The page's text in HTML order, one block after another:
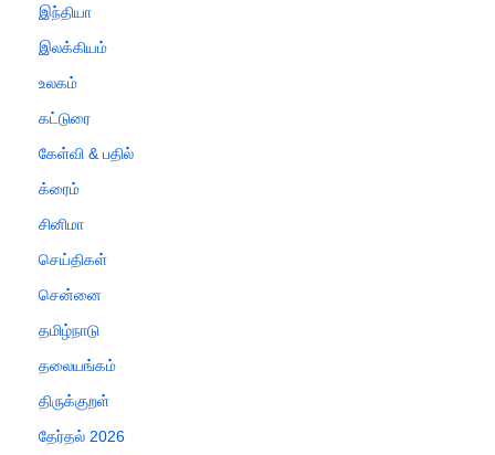
இந்தியா
இலக்கியம்
உலகம்
கட்டுரை
கேள்வி & பதில்
க்ரைம்
சினிமா
செய்திகள்
சென்னை
தமிழ்நாடு
தலையங்கம்
திருக்குறள்
தேர்தல் 2026